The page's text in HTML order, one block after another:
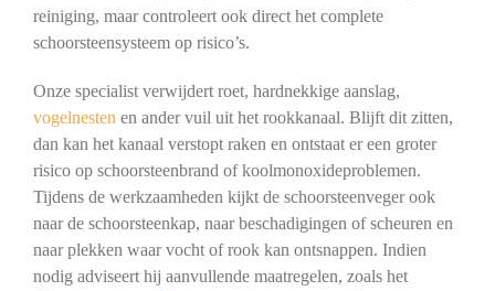
reiniging, maar controleert ook direct het complete
schoorsteensysteem op risico’s.
Onze specialist verwijdert roet, hardnekkige aanslag,
vogelnesten en ander vuil uit het rookkanaal. Blijft dit zitten,
dan kan het kanaal verstopt raken en ontstaat er een groter
risico op schoorsteenbrand of koolmonoxideproblemen.
Tijdens de werkzaamheden kijkt de schoorsteenveger ook
naar de schoorsteenkap, naar beschadigingen of scheuren en
naar plekken waar vocht of rook kan ontsnappen. Indien
nodig adviseert hij aanvullende maatregelen, zoals het